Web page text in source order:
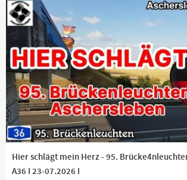
Hier schlägt mein Herz - 95.
A36 I 23-07.2026 I